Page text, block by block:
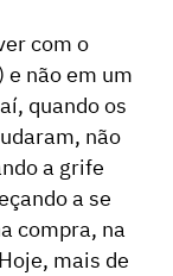
com o
não em um
quando os
não
a grife
a se
compra, na
mais de